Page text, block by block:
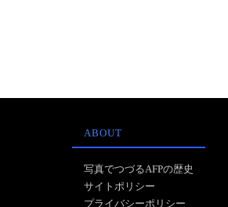
ABOUT
写真でつづるAFPの歴史
サイトポリシー
プライバシーポリシー